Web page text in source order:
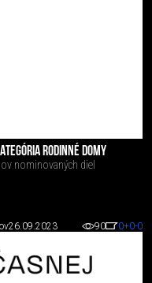
RODINNÉ DOMY
nominovaných diel
26.09.2023 90 0+0-0